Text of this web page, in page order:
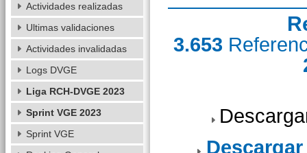
3.653
Actividades realizadas
Ultimas validaciones
Actividades invalidadas
Logs DVGE
Liga RCH-DVGE 2023
Sprint VGE 2023
Sprint VGE